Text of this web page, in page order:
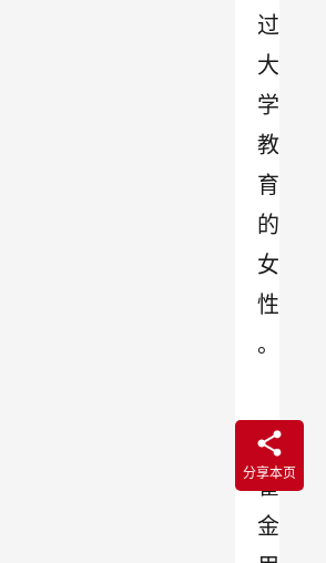
过
大
学
教
育
的
女
性
。
霍
金
分享本页